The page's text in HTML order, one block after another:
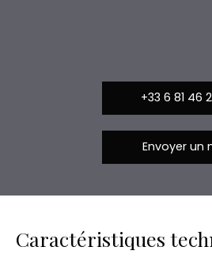
+33 6 81 46
Envoyer un
Caractéristiques